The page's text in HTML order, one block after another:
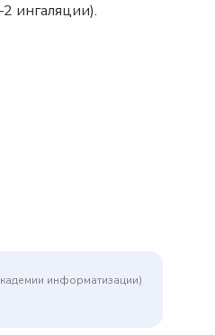
ингаляции).
информатизации)